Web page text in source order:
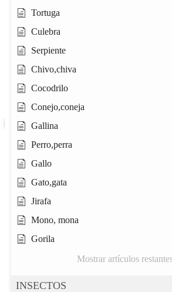
Tortuga
Culebra
Serpiente
Chivo,chiva
Cocodrilo
Conejo,coneja
Gallina
Perro,perra
Gallo
Gato,gata
Jirafa
Mono, mona
Gorila
Mostrar artículos
INSECTOS